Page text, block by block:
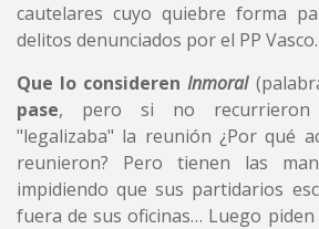
cautelares cuyo quiebre forma
delitos denunciados por el PP Vasco.
Que lo considerenInmoral
pase, pero si no recurrieron
"legalizaba" la reunión ¿Por qué
reunieron? Pero tienen las
impidiendo que sus partidarios
fuera de sus oficinas… Luego